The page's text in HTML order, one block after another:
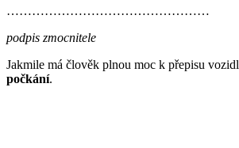
podpis zmocnitele
Jakmile má člověk plnou moc k přepisu
počkání.